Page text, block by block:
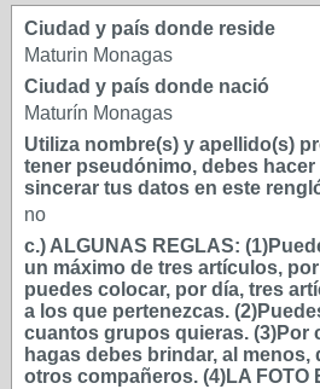
Ciudad y país donde reside
Maturin Monagas
Ciudad y país donde nació
Maturín Monagas
Utiliza nombre(s) y apellido(s)
tener pseudónimo, debes hacer
sincerar tus datos en este
no
c.) ALGUNAS REGLAS:
un máximo de tres artículos,
puedes colocar, por día, tres
a los que pertenezcas.
cuantos grupos quieras. (3)Por
hagas debes brindar, al
otros compañeros. (4)LA FOTO